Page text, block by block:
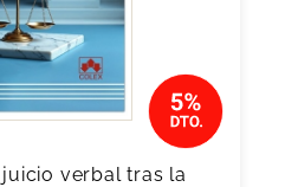
verbal tras la